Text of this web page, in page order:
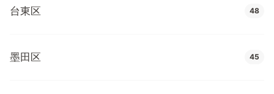
台東区 48
墨田区 45